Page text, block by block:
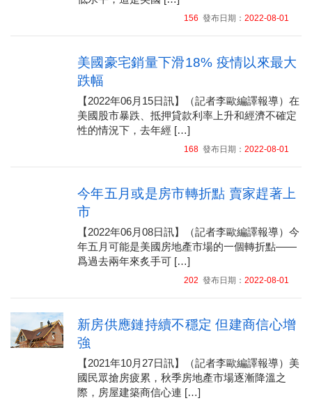
156 發布日期： 2022-08-01
美國豪宅銷量下滑18% 疫情以來最大
跌幅
【2022年06月15日訊】（記者李歐編譯報導）在
美國股市暴跌、抵押貸款利率上升和經濟不確定
性的情況下，去年經 […]
168發布日期： 2022-08-01
今年五月或是房市轉折點 賣家趕著上
市
【2022年06月08日訊】（記者李歐編譯報導）今
年五月可能是美國房地產市場的一個轉折點——
爲過去兩年來炙手可 […]
202 發布日期： 2022-08-01
新房供應鏈持續不穩定 但建商信心增
強
【2021年10月27日訊】（記者李歐編譯報導）美
國民眾搶房疲累，秋季房地產市場逐漸降溫之
際，房屋建築商信心連 […]